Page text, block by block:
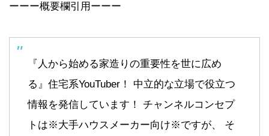
ーーー概要欄引用ーーー
『人から始める家造りの重要性を世に広め
る』住宅系YouTuber！ 中立的な立場で役立つ
情報を発信しています！ チャンネルコンセプ
トは※大手ハウスメーカー向け※ですが、 そ